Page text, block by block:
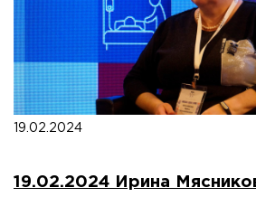
19.02.2024
19.02.2024 Ирина